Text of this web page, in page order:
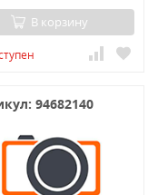
В корзину
94682140